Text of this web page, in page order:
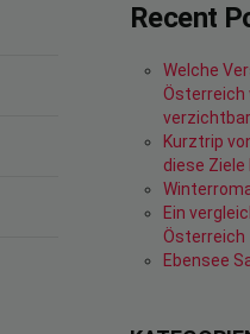
Recent
Welche
Österreich
Kurztrip
diese
Ein
Österreich
Ebensee